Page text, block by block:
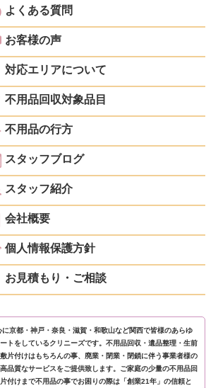
よくある質問
お客様の声
対応エリアについて
不用品回収対象品目
不用品の行方
スタッフブログ
スタッフ紹介
会社概要
個人情報保護方針
お見積もり・ご相談
京都・神戸・奈良・滋賀・和歌山など関西で皆様のあらゆ
トをしているクリニーズです。不用品回収・遺品整理・生前
片付けはもちろんの事、廃業・閉業・閉鎖に伴う事業者様の
品質なサービスをご提供致します。ご家庭の少量の不用品回
付けまで不用品の事でお困りの際は「創業21年」の信頼と